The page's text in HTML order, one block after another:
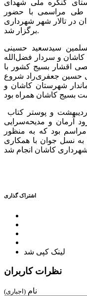
راستای کنگره ملی شهدای
طی مراسمی با حضور
در تالار شهر شهرداری
برگزار شد.
سیدسعید حسینی
کاشان و سردار فضل‌الله
اقشار بسیج کشور با
حسین جعفری‌راد شروع
شهرستان کاشان و
آرمان و مدیحه‌سرایی
بود که به منظور
به نسل جوان با همکاری
اشتراک گذاری
لینک کپی شد
نظرات کاربران
نام (اجباری)